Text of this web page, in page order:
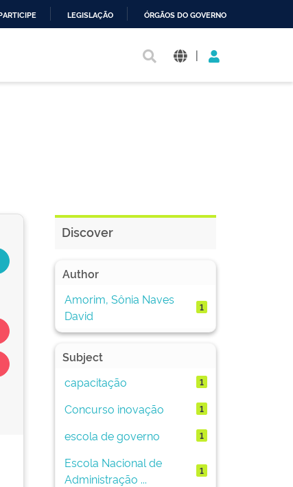
LEGISLAÇÃO ÓRGÃOS DO GOVERNO
|
Discover
Author
Amorim, Sônia Naves
David
1
Subject
capacitação
1
Concurso inovação 1
escola de governo 1
Escola Nacional de
Administração ...
1